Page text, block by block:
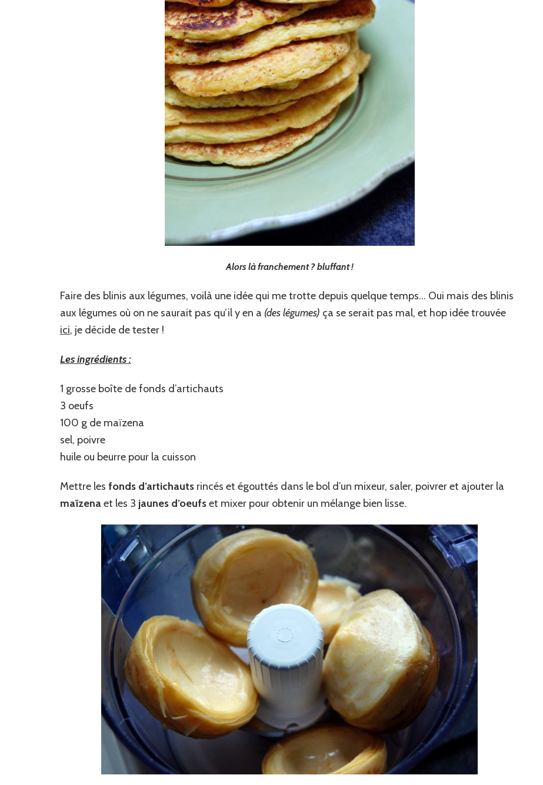
Alors là franchement ? bluffant !
Faire des blinis aux légumes, voilà une idée qui me trotte depuis quelque temps… Oui mais des blinis
aux légumes où on ne saurait pas qu’il y en a (des légumes) ça se serait pas mal, et hop idée trouvée
ici, je décide de tester !
Les ingrédients :
1 grosse boîte de fonds d’artichauts
3 oeufs
100 g de maïzena
sel, poivre
huile ou beurre pour la cuisson
Mettre les fonds d’artichauts rincés et égouttés dans le bol d’un mixeur, saler, poivrer et ajouter la
maïzenaet les 3 jaunes d’oeufset mixer pour obtenir un mélange bien lisse.